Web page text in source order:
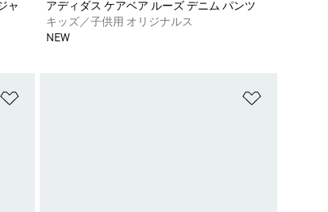
ャ
アディダス ケアベア ルーズ デニム パンツ
キッズ／子供用 オリジナルス
NEW